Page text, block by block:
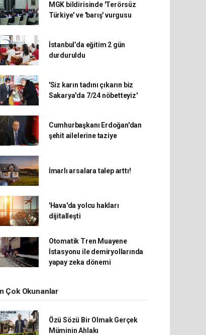
MGK bildirisinde 'Terörsüz
Türkiye' ve 'barış' vurgusu
İstanbul’da eğitim 2 gün
durduruldu
'Siz karın tadını çıkarın biz
Sakarya'da 7/24 nöbetteyiz'
Cumhurbaşkanı Erdoğan'dan
şehit ailelerine taziye
İmarlı arsalara talep arttı!
'Hava'da yolcu hakları
dijitalleşti
Otomatik Tren Muayene
İstasyonu ile demiryollarında
yapay zeka dönemi
Çok Okunanlar
Özü Sözü Bir Olmak Gerçek
Müminin Ahlakı